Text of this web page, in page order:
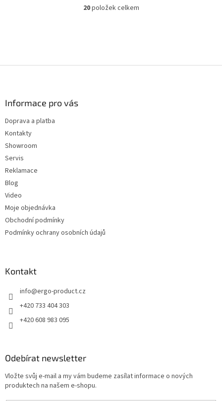
O
c
20položek celkem
Informace pro vás
Doprava a platba
Kontakty
Showroom
Servis
Reklamace
Blog
Video
Moje objednávka
Obchodní podmínky
Podmínky ochrany osobních údajů
Kontakt
info@ergo-product.cz
+420 733 404 303
+420 608 983 095
Odebírat newsletter
Vložte svůj e-mail a my vám budeme zasílat informace o nových
produktech na našem e-shopu.